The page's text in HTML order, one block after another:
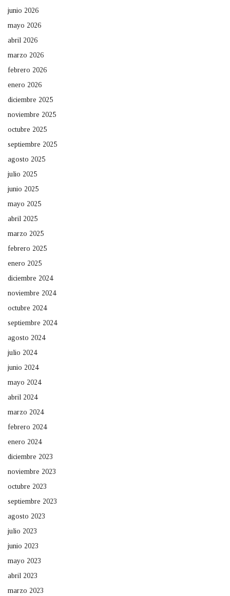
junio 2026
mayo 2026
abril 2026
marzo 2026
febrero 2026
enero 2026
diciembre 2025
noviembre 2025
octubre 2025
septiembre 2025
agosto 2025
julio 2025
junio 2025
mayo 2025
abril 2025
marzo 2025
febrero 2025
enero 2025
diciembre 2024
noviembre 2024
octubre 2024
septiembre 2024
agosto 2024
julio 2024
junio 2024
mayo 2024
abril 2024
marzo 2024
febrero 2024
enero 2024
diciembre 2023
noviembre 2023
octubre 2023
septiembre 2023
agosto 2023
julio 2023
junio 2023
mayo 2023
abril 2023
marzo 2023